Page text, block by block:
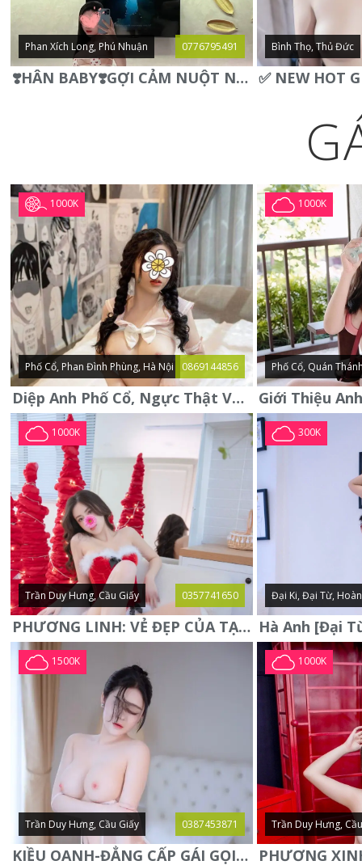
Phan Xích Long, Phú Nhuận 0776795491
❣️HÂN BABY❣️GỢI CẢM NUỘT NÀ DÁNG SON XINH XINH QUYẾN RŨ
Bình Thọ, Thủ Đức
1000K
Phố Cổ, Phan Đình Phùng, Hà Nội 0869144856
Diệp Anh Phố Cổ, Ngực Thật Vú To Thơm Tho Quyến Rũ
1000K
Phố Cổ, Quán
1000K
Trần Duy Hưng, Cầu Giấy 0357741650
PHƯƠNG LINH: VẺ ĐẸP CỦA TẠO HÓA, XINH ĐẸP, SEXY, QUYỄN RŨ
300K
Đại Ki, Đại Từ,
1500K
Trần Duy Hưng, Cầu Giấy 0387453871
KIỀU OANH-ĐẲNG CẤP GÁI GỌI XINH SANG-NGOAN NGOÃN
1000K
Trần Duy Hưng,